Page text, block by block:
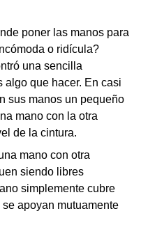
poner las manos para
o ridícula?
una sencilla
algo que hacer. En casi
sus manos un pequeño
mano con la otra
de la cintura.
mano con otra
siendo libres
simplemente cubre
apoyan mutuamente